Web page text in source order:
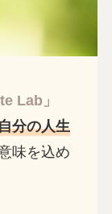
Lab」
分の人生
味を込め